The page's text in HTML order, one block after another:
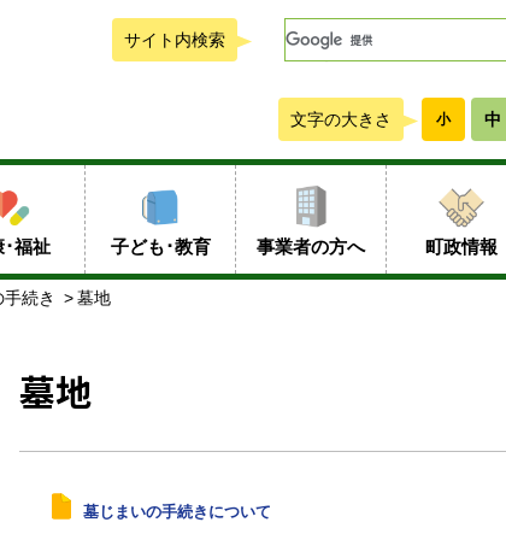
サイト内検索
中
小
文字の大きさ
･福祉 子ども･教育 事業者の方へ 町政情報
続き 墓地
墓地
墓じまいの手続きについて